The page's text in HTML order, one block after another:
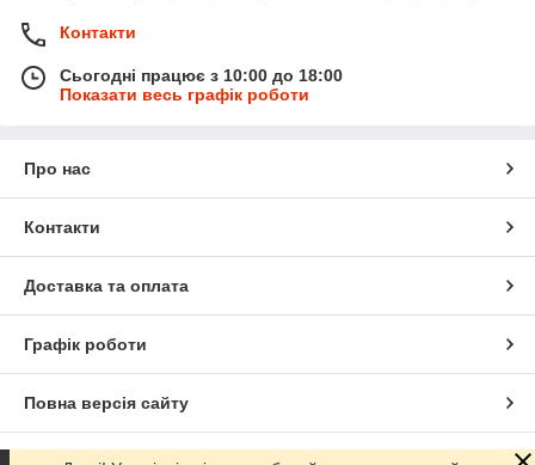
Контакти
Сьогодні працює з 10:00 до 18:00
Показати весь графік роботи
Про нас
Контакти
Доставка та оплата
Графік роботи
Повна версія сайту